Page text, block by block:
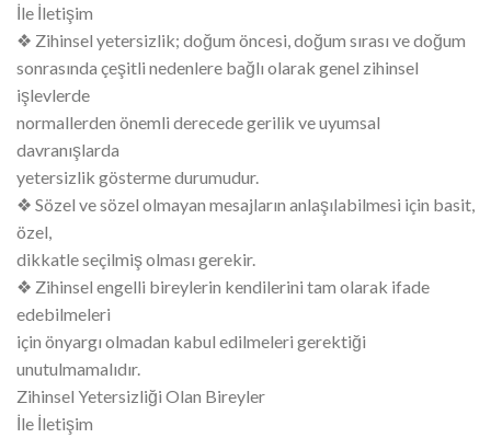
İle İletişim
❖ Zihinsel yetersizlik; doğum öncesi, doğum sırası ve doğum
sonrasında çeşitli nedenlere bağlı olarak genel zihinsel
işlevlerde
normallerden önemli derecede gerilik ve uyumsal
davranışlarda
yetersizlik gösterme durumudur.
❖ Sözel ve sözel olmayan mesajların anlaşılabilmesi için basit,
özel,
dikkatle seçilmiş olması gerekir.
❖ Zihinsel engelli bireylerin kendilerini tam olarak ifade
edebilmeleri
için önyargı olmadan kabul edilmeleri gerektiği
unutulmamalıdır.
Zihinsel Yetersizliği Olan Bireyler
İle İletişim